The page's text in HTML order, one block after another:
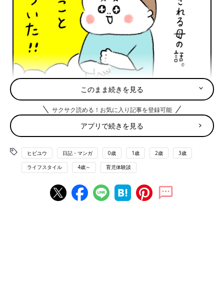
このまま続きを見る
サクサク読める！お気に入り記事を登録可能
アプリで続きを見る
ヒビユウ 日記・マンガ 0歳 1歳 2歳 3歳
ライフスタイル 4歳～ 育児体験談